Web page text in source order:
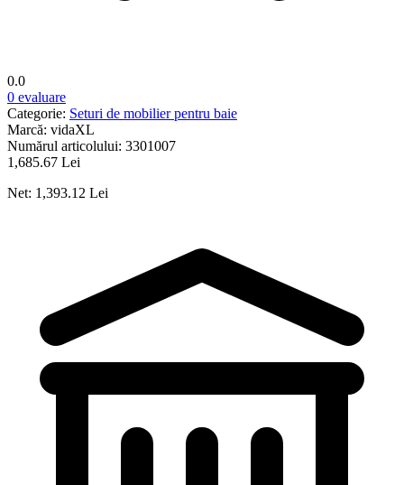
0.0
0 evaluare
Categorie: Seturi de mobilier pentru baie
Marcă: vidaXL
Numărul articolului: 3301007
1,685.67 Lei
Net: 1,393.12 Lei